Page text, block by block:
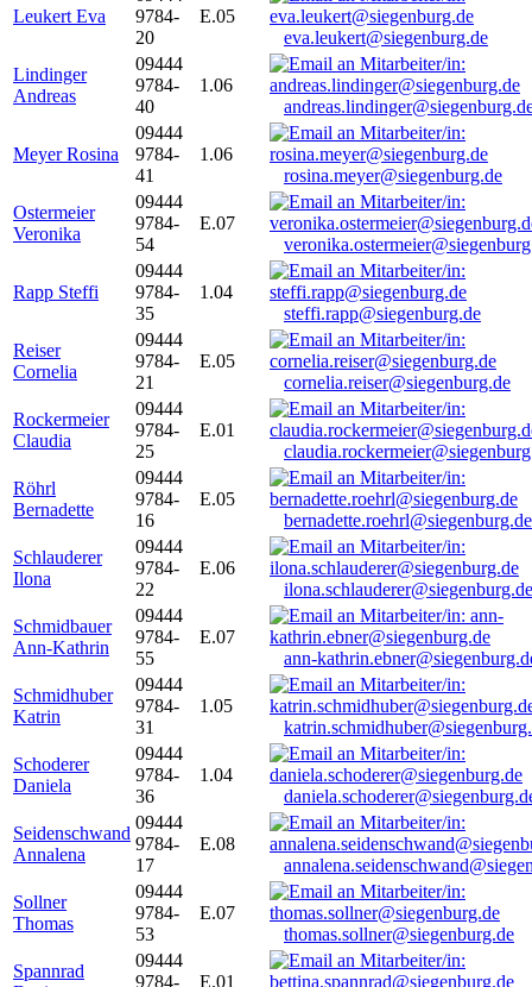
Leukert Eva
9784-
20
E.05
eva.leukert@siegenburg.de
Lindinger
Andreas
09444
9784-
40
1.06
Meyer Rosina
09444
9784-
41
1.06
rosina.meyer@siegenburg.de
Ostermeier
Veronika
09444
9784-
54
E.07
Rapp Steffi
09444
9784-
35
1.04
steffi.rapp@siegenburg.de
Reiser
Cornelia
09444
9784-
21
E.05
cornelia.reiser@siegenburg.de
Rockermeier
Claudia
09444
9784-
25
E.01
Röhrl
Bernadette
09444
9784-
16
E.05
bernadette.roehrl@siegenburg.de
Schlauderer
Ilona
09444
9784-
22
E.06
ilona.schlauderer@siegenburg.de
Schmidbauer
Ann-Kathrin
09444
9784-
55
E.07
ann-
Schmidhuber
Katrin
09444
9784-
31
1.05
Schoderer
Daniela
09444
9784-
36
1.04
Seidenschwand
Annalena
09444
9784-
17
E.08
Sollner
Thomas
09444
9784-
53
E.07
thomas.sollner@siegenburg.de
Spannrad
09444
9784-
E.01